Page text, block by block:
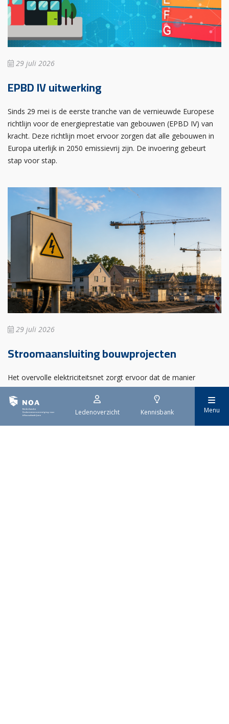
Ledenoverzicht Kennisbank Menu
29 juli 2026
EPBD IV uitwerking
Sinds 29 mei is de eerste tranche van de vernieuwde Europese
richtlijn voor de energieprestatie van gebouwen (EPBD IV) van
kracht. Deze richtlijn moet ervoor zorgen dat alle gebouwen in
Europa uiterlijk in 2050 emissievrij zijn. De invoering gebeurt
stap voor stap.
29 juli 2026
Stroomaansluiting bouwprojecten
Het overvolle elektriciteitsnet zorgt ervoor dat de manier
waarop nieuwe stroomaansluitingen worden aangevraagd is
veranderd. Voor woningbouwprojecten is het daarom belangrijk
dat gemeenten zich goed voorbereiden op de nieuwe
aanvraagprocedure. Het ministerie van Volkshuisvesting en